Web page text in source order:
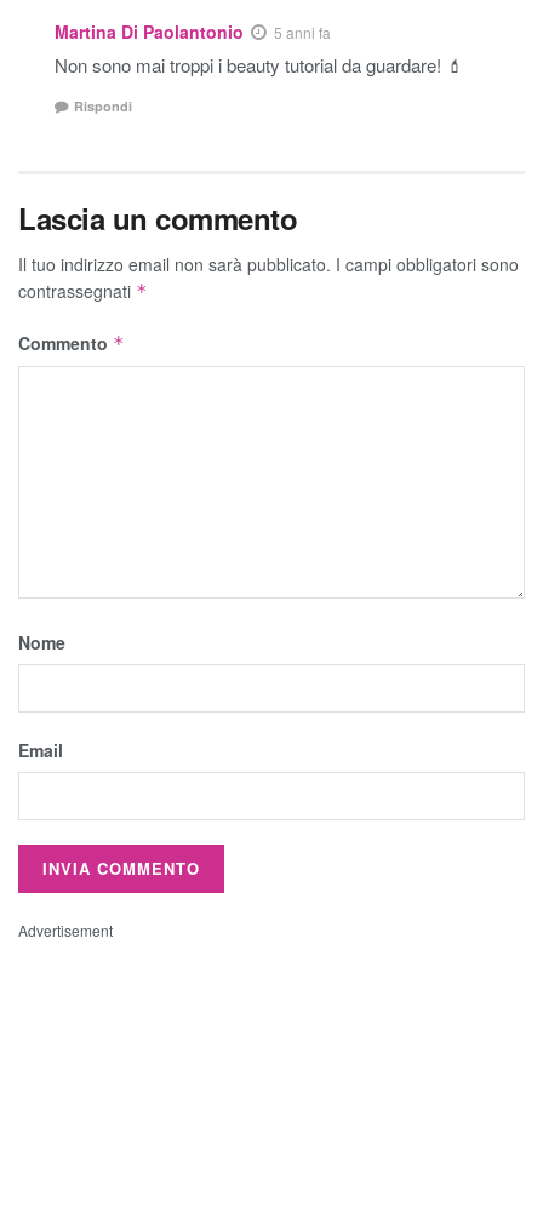
Martina Di Paolantonio 5 anni fa
Non sono mai troppi i beauty tutorial da guardare! 💄
Rispondi
Lascia un commento
Il tuo indirizzo email non sarà pubblicato. I campi obbligatori sono
contrassegnati *
Commento *
Nome
Email
Advertisement